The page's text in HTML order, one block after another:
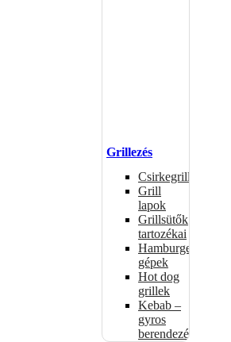
Grillezés
Csirkegrillek
Grill
lapok
Grillsütők
tartozékai
Hamburgerformázó
gépek
Hot dog
grillek
Kebab –
gyros
berendezés